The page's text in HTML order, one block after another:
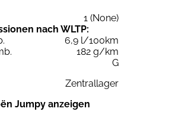
1 (None)
nach WLTP:
6,9 l/100km
182 g/km
G
Zentrallager
Jumpy anzeigen